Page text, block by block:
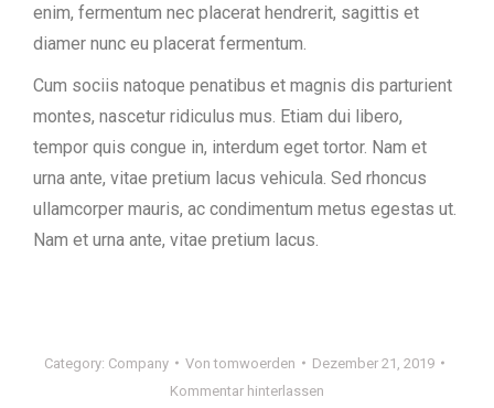
enim, fermentum nec placerat hendrerit, sagittis et
diamer nunc eu placerat fermentum.
Cum sociis natoque penatibus et magnis dis parturient
montes, nascetur ridiculus mus. Etiam dui libero,
tempor quis congue in, interdum eget tortor. Nam et
urna ante, vitae pretium lacus vehicula. Sed rhoncus
ullamcorper mauris, ac condimentum metus egestas ut.
Nam et urna ante, vitae pretium lacus.
Category: Company Vontomwoerden
Dezember 21, 2019
Kommentar hinterlassen